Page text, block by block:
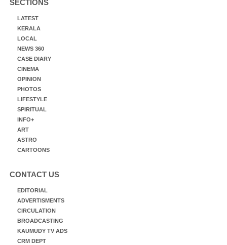
SECTIONS
LATEST
KERALA
LOCAL
NEWS 360
CASE DIARY
CINEMA
OPINION
PHOTOS
LIFESTYLE
SPIRITUAL
INFO+
ART
ASTRO
CARTOONS
CONTACT US
EDITORIAL
ADVERTISMENTS
CIRCULATION
BROADCASTING
KAUMUDY TV ADS
CRM DEPT